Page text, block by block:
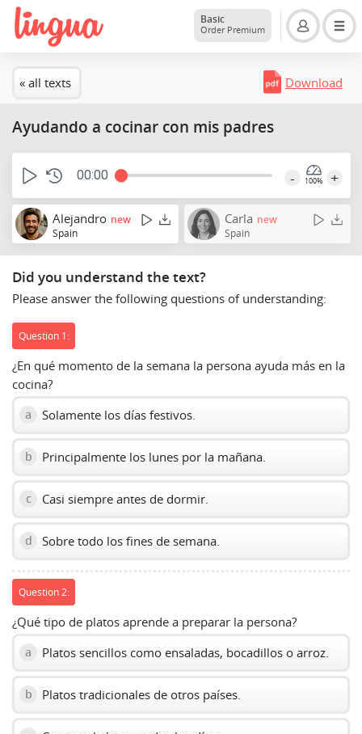
Basic
Order Premium
« all texts Download
Ayudando a cocinar con mis padres
00:00 - 100% +
Alejandro new
Spain
Carla new
Spain
Did you understand the text?
Please answer the following questions of understanding:
Question 1:
¿En qué momento de la semana la persona ayuda más en la
cocina?
a Solamente los días festivos.
b Principalmente los lunes por la mañana.
c Casi siempre antes de dormir.
d Sobre todo los fines de semana.
Question 2:
¿Qué tipo de platos aprende a preparar la persona?
a Platos sencillos como ensaladas, bocadillos o arroz.
b Platos tradicionales de otros países.